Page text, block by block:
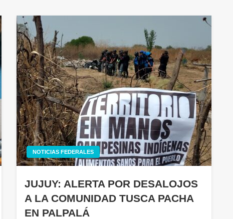
NOTICIAS FEDERALES
JUJUY: ALERTA POR DESALOJOS
A LA COMUNIDAD TUSCA PACHA
EN PALPALÁ